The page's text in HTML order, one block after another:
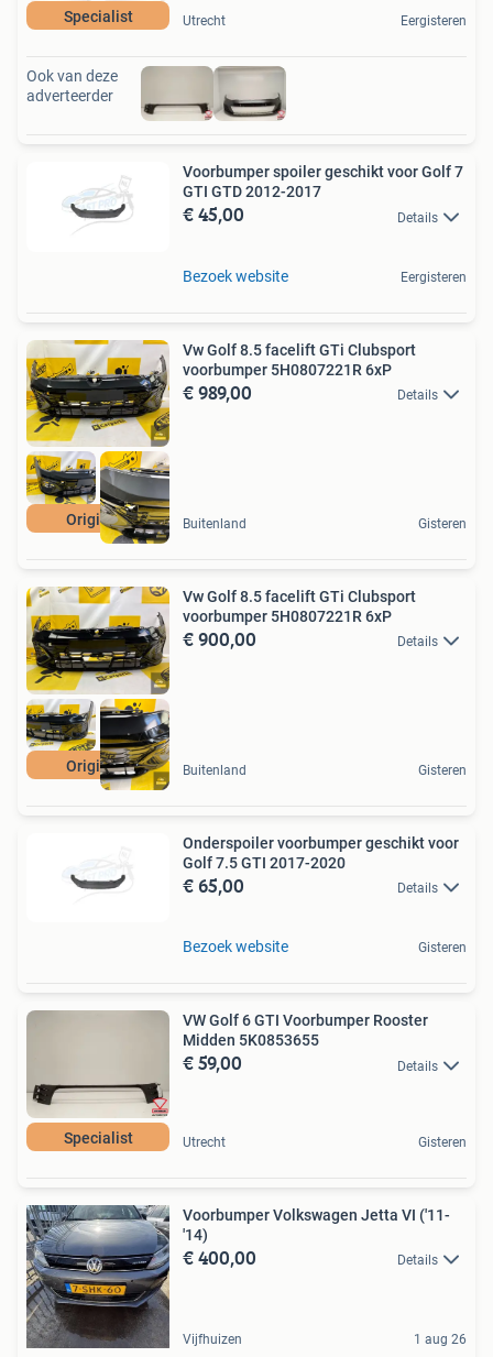
Specialist Utrecht Eergisteren
Ook van deze
adverteerder
Voorbumper spoiler geschikt voor Golf 7
GTI GTD 2012-2017
€ 45,00 Details
Bezoek website Eergisteren
Origineel
Vw Golf 8.5 facelift GTi Clubsport
voorbumper 5H0807221R 6xP
€ 989,00 Details
Buitenland Gisteren
Origineel
Vw Golf 8.5 facelift GTi Clubsport
voorbumper 5H0807221R 6xP
€ 900,00 Details
Buitenland Gisteren
Onderspoiler voorbumper geschikt voor
Golf 7.5 GTI 2017-2020
€ 65,00 Details
Bezoek website Gisteren
Specialist
VW Golf 6 GTI Voorbumper Rooster
Midden 5K0853655
€ 59,00 Details
Utrecht Gisteren
Voorbumper Volkswagen Jetta VI ('11-
'14)
€ 400,00 Details
Vijfhuizen 1 aug 26